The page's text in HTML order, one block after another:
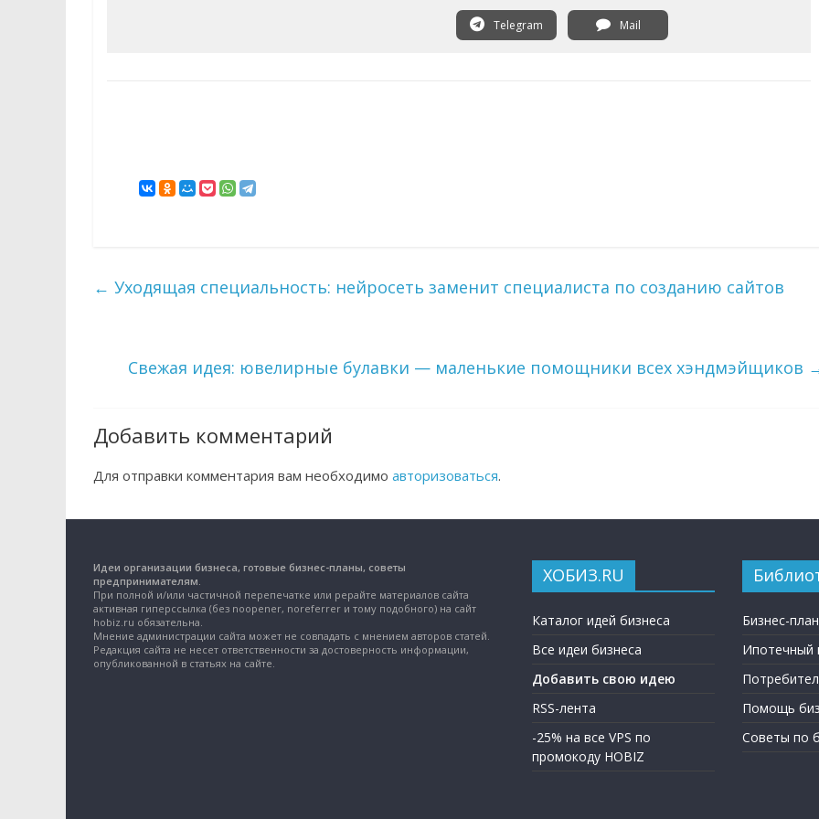
Telegram Mail
← Уходящая специальность: нейросеть заменит специалиста по созданию сайтов
Свежая идея: ювелирные булавки — маленькие помощники всех хэндмэйщиков
Добавить комментарий
Для отправки комментария вам необходимо авторизоваться.
Идеи организации бизнеса, готовые бизнес-планы, советы
предпринимателям.
При полной и/или частичной перепечатке или рерайте материалов сайта
активная гиперссылка (без noopener, noreferrer и тому подобного) на сайт
hobiz.ru обязательна.
Мнение администрации сайта может не совпадать с мнением авторов статей.
Редакция сайта не несет ответственности за достоверность информации,
опубликованной в статьях на сайте.
ХОБИЗ.RU
Каталог идей бизнеса
Все идеи бизнеса
Добавить свою идею
RSS-лента
-25% на все VPS по
промокоду HOBIZ
Бизнес-
Ипотечный
Помощь
Советы по